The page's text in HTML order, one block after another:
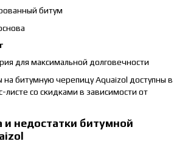
битум
для максимальной долговечности
битумную черепицу Aquaizol доступны в
листе со скидками в зависимости от
недостатки битумной